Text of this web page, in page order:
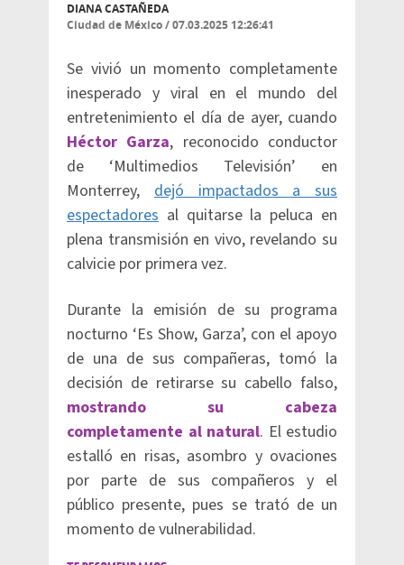
DIANA CASTAÑEDA
Ciudad de México/07.03.2025 12:26:41
Se vivió un momento completamente
inesperado y viral en el mundo del
entretenimiento el día de ayer, cuando
Héctor Garza, reconocido conductor
de ‘Multimedios Televisión’ en
Monterrey,dejó impactados a sus
espectadores al quitarse la peluca en
plena transmisión en vivo, revelando su
calvicie por primera vez.
Durante la emisión de su programa
nocturno ‘Es Show, Garza’, con el apoyo
de una de sus compañeras, tomó la
decisión de retirarse su cabello falso,
mostrando su cabeza
completamente al natural. El estudio
estalló en risas, asombro y ovaciones
por parte de sus compañeros y el
público presente, pues se trató de un
momento de vulnerabilidad.